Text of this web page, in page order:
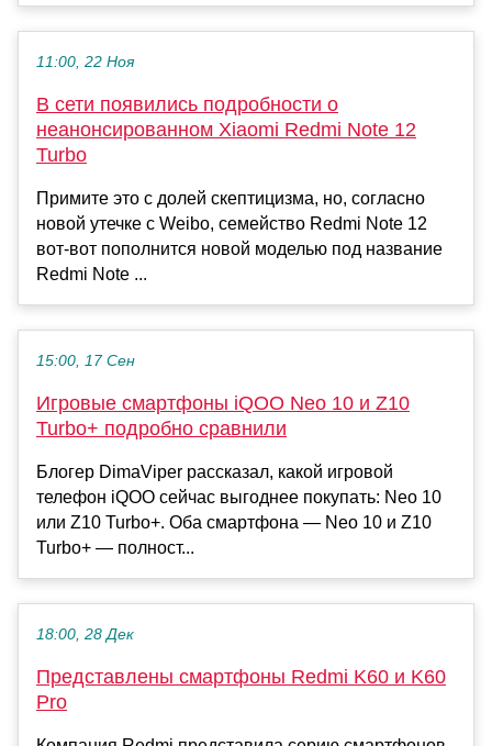
11:00, 22 Ноя
В сети появились подробности о
неанонсированном Xiaomi Redmi Note 12
Turbo
Примите это с долей скептицизма, но, согласно
новой утечке с Weibo, семейство Redmi Note 12
вот-вот пополнится новой моделью под название
Redmi Note ...
15:00, 17 Сен
Игровые смартфоны iQOO Neo 10 и Z10
Turbo+ подробно сравнили
Блогер DimaViper рассказал, какой игровой
телефон iQOO сейчас выгоднее покупать: Neo 10
или Z10 Turbo+. Оба смартфона — Neo 10 и Z10
Turbo+ — полност...
18:00, 28 Дек
Представлены смартфоны Redmi K60 и K60
Pro